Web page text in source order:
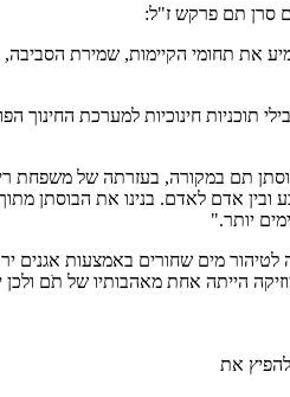
סרן תם פרקש ז"ל:
את תחומי הקיימות, שמירת הסביבה,
תוכניות חינוכיות למערכת החינוך
תם במקורה, בעזרתה של משפחת
ובין אדם לאדם. בנינו את הבוסתן
יותר."
לטיהור מים שחורים באמצעות אגנים
הייתה אחת מאהבותיו של תֹם ולכן
את